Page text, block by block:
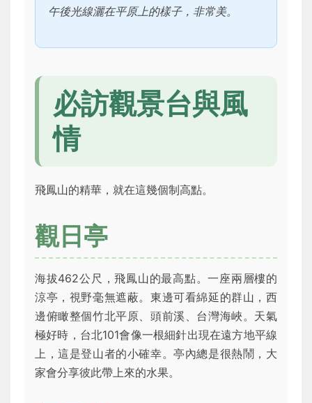
午後光線灑在平原上的樣子，非常美。
必訪觀景台與風
情
飛鳳山的精華，就在這幾個制高點。
觀日亭
海拔462公尺，飛鳳山的最高點。一座兩層樓的
涼亭，視野毫無遮蔽。東邊可看綿延的群山，西
邊俯瞰整個竹北平原、頭前溪、台灣海峽。天氣
極好時，台北101會像一根細針出現在遠方地平線
上，這是登山者的小確幸。亭內總是很熱鬧，大
家會分享彼此帶上來的水果。